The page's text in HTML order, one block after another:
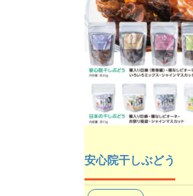
安心院干しぶどう